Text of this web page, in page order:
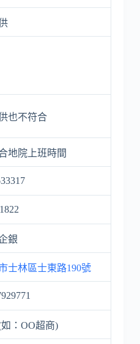
也不符合
地院上班時間
銀
士林區士東路190號
：OO超商)